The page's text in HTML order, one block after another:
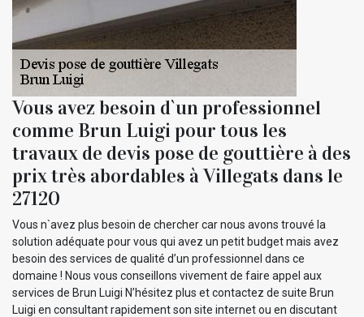
Vous avez besoin d`un professionnel
comme Brun Luigi pour tous les
travaux de devis pose de gouttière à des
prix très abordables à Villegats dans le
27120
Vous n`avez plus besoin de chercher car nous avons trouvé la
solution adéquate pour vous qui avez un petit budget mais avez
besoin des services de qualité d’un professionnel dans ce
domaine ! Nous vous conseillons vivement de faire appel aux
services de Brun Luigi N’hésitez plus et contactez de suite Brun
Luigi en consultant rapidement son site internet ou en discutant